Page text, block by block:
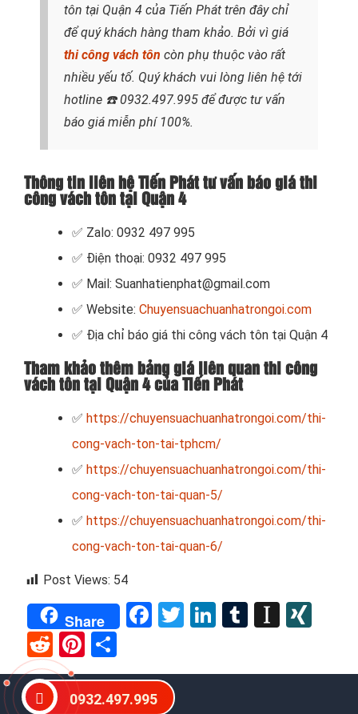
tôn tại Quận 4 của Tiến Phát trên đây chỉ
để quý khách hàng tham khảo. Bởi vì giá
thi công vách tôn còn phụ thuộc vào rất
nhiều yếu tố. Quý khách vui lòng liên hệ tới
hotline ☎️ 0932.497.995 để được tư vấn
báo giá miễn phí 100%.
Thông tin liên hệ Tiến Phát tư vấn báo giá thi
công vách tôn tại Quận 4
✅ Zalo: 0932 497 995
✅ Điện thoại: 0932 497 995
✅ Mail: Suanhatienphat@gmail.com
✅ Website: Chuyensuachuanhatrongoi.com
✅ Địa chỉ báo giá thi công vách tôn tại Quận 4
Tham khảo thêm bảng giá liên quan thi công
vách tôn tại Quận 4 của Tiến Phát
✅ https://chuyensuachuanhatrongoi.com/thi-
cong-vach-ton-tai-tphcm/
✅ https://chuyensuachuanhatrongoi.com/thi-
cong-vach-ton-tai-quan-5/
✅ https://chuyensuachuanhatrongoi.com/thi-
cong-vach-ton-tai-quan-6/
Post Views: 54
Share Facebook
TwitterLinkedIn
Tumblr
RedditPinterest
# 0932.497.995